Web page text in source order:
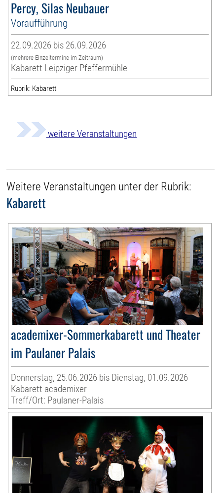
Percy, Silas Neubauer
Voraufführung
22.09.2026 bis 26.09.2026
(mehrere Einzeltermine im Zeitraum)
Kabarett Leipziger Pfeffermühle
Rubrik: Kabarett
weitere Veranstaltungen
Weitere Veranstaltungen unter der Rubrik:
Kabarett
academixer-Sommerkabarett und Theater
im Paulaner Palais
Donnerstag, 25.06.2026 bis Dienstag, 01.09.2026
Kabarett academixer
Treff/Ort: Paulaner-Palais